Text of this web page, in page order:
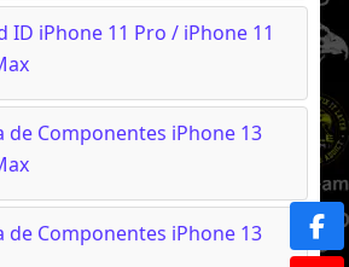
ID iPhone 11 Pro / iPhone 11
de Componentes iPhone 13
de Componentes iPhone 13